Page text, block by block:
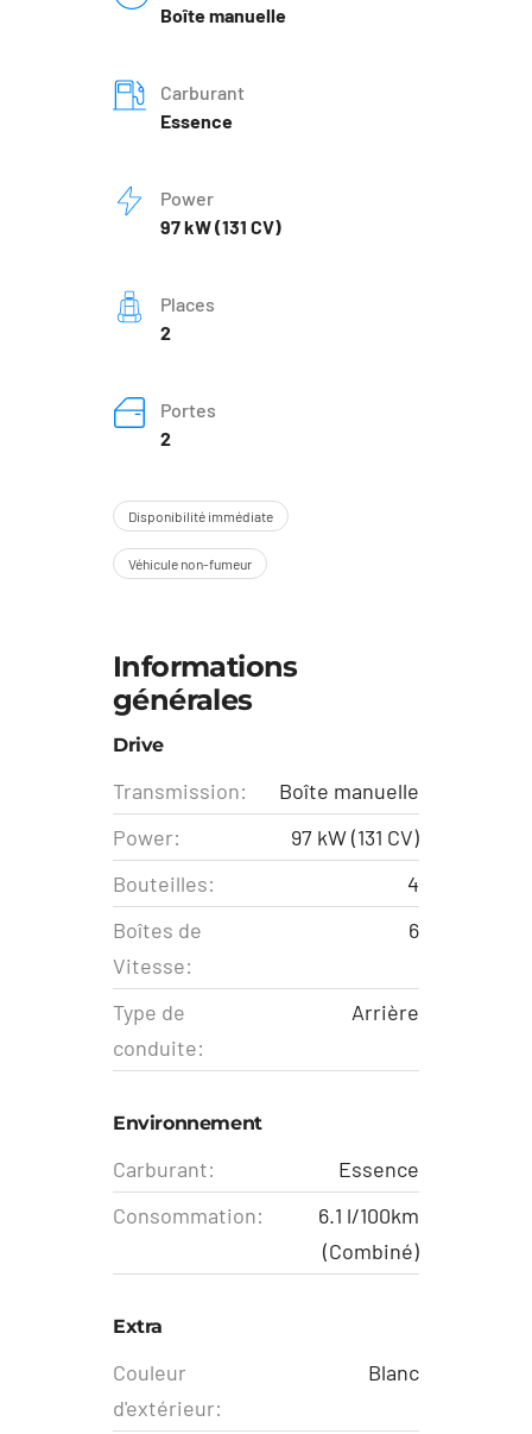
Boîte manuelle
Carburant
Essence
Power
97 kW (131 CV)
Places
2
Portes
2
Disponibilité immédiate
Véhicule non-fumeur
Informations
générales
Drive
Transmission:
Boîte manuelle
Power:
97 kW (131 CV)
Bouteilles:
4
Boîtes de
Vitesse:
6
Type de
conduite:
Arrière
Environnement
Carburant:
Essence
Consommation:
6.1 l/100km
(Combiné)
Extra
Couleur
d'extérieur:
Blanc